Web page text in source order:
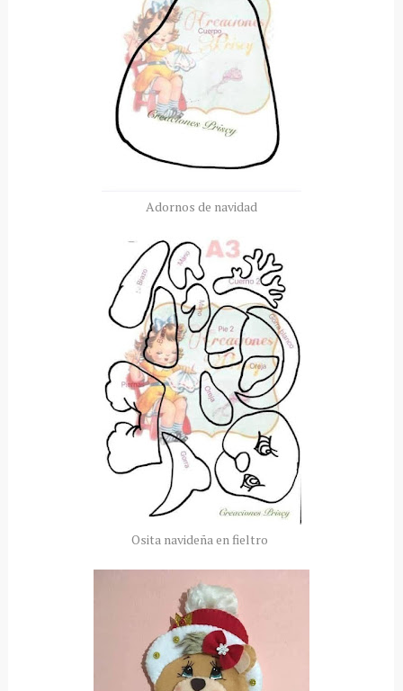
Adornos de navidad
Osita navideña en fieltro